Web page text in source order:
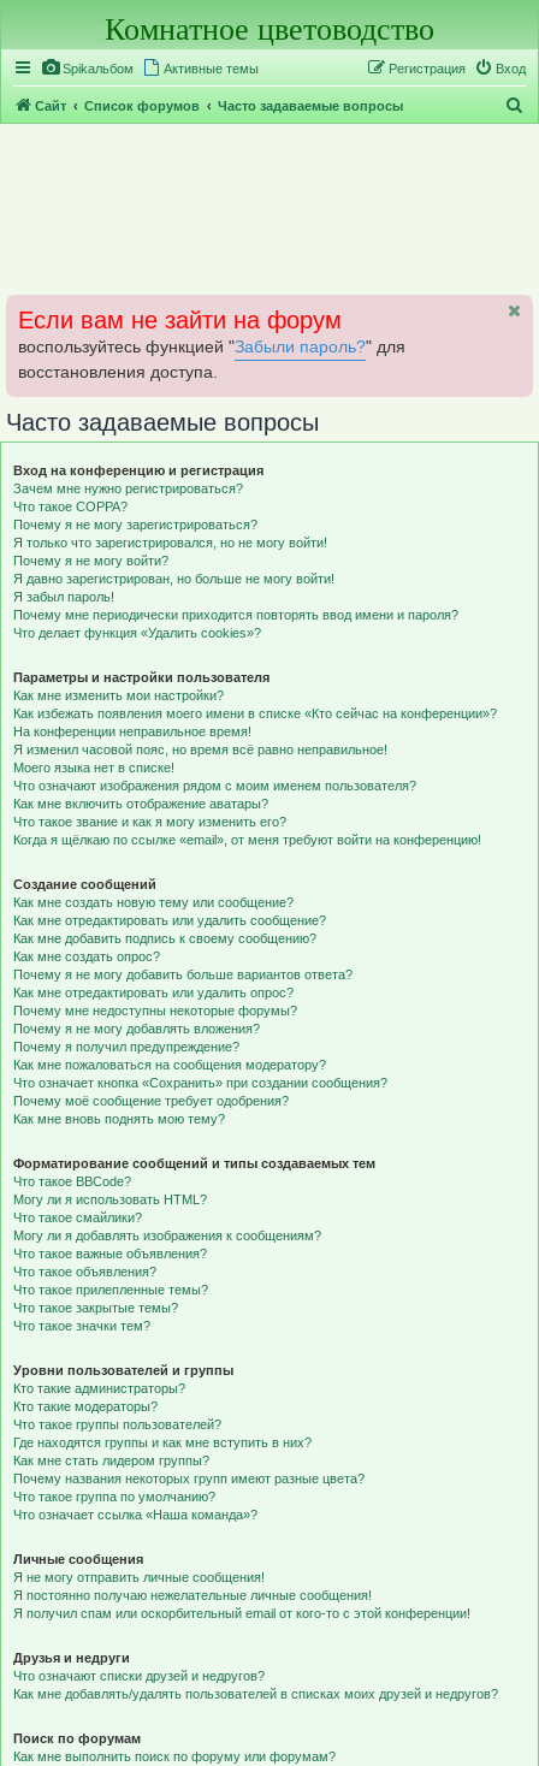
Комнатное цветоводство
Spikальбом Активные темы Вход
Регистрация
Сайт Список форумов Часто задаваемые вопросы
Если вам не зайти на форум
воспользуйтесь функцией "Забыли пароль?" для
восстановления доступа.
Часто задаваемые вопросы
Вход на конференцию и регистрация
Зачем мне нужно регистрироваться?
Что такое COPPA?
Почему я не могу зарегистрироваться?
Я только что зарегистрировался, но не могу войти!
Почему я не могу войти?
Я давно зарегистрирован, но больше не могу войти!
Я забыл пароль!
Почему мне периодически приходится повторять ввод имени и пароля?
Что делает функция «Удалить cookies»?
Параметры и настройки пользователя
Как мне изменить мои настройки?
Как избежать появления моего имени в списке «Кто сейчас на конференции»?
На конференции неправильное время!
Я изменил часовой пояс, но время всё равно неправильное!
Моего языка нет в списке!
Что означают изображения рядом с моим именем пользователя?
Как мне включить отображение аватары?
Что такое звание и как я могу изменить его?
Когда я щёлкаю по ссылке «email», от меня требуют войти на конференцию!
Создание сообщений
Как мне создать новую тему или сообщение?
Как мне отредактировать или удалить сообщение?
Как мне добавить подпись к своему сообщению?
Как мне создать опрос?
Почему я не могу добавить больше вариантов ответа?
Как мне отредактировать или удалить опрос?
Почему мне недоступны некоторые форумы?
Почему я не могу добавлять вложения?
Почему я получил предупреждение?
Как мне пожаловаться на сообщения модератору?
Что означает кнопка «Сохранить» при создании сообщения?
Почему моё сообщение требует одобрения?
Как мне вновь поднять мою тему?
Форматирование сообщений и типы создаваемых тем
Что такое BBCode?
Могу ли я использовать HTML?
Что такое смайлики?
Могу ли я добавлять изображения к сообщениям?
Что такое важные объявления?
Что такое объявления?
Что такое прилепленные темы?
Что такое закрытые темы?
Что такое значки тем?
Уровни пользователей и группы
Кто такие администраторы?
Кто такие модераторы?
Что такое группы пользователей?
Где находятся группы и как мне вступить в них?
Как мне стать лидером группы?
Почему названия некоторых групп имеют разные цвета?
Что такое группа по умолчанию?
Что означает ссылка «Наша команда»?
Личные сообщения
Я не могу отправить личные сообщения!
Я постоянно получаю нежелательные личные сообщения!
Я получил спам или оскорбительный email от кого-то с этой конференции!
Друзья и недруги
Что означают списки друзей и недругов?
Как мне добавлять/удалять пользователей в списках моих друзей и недругов?
Поиск по форумам
Как мне выполнить поиск по форуму или форумам?